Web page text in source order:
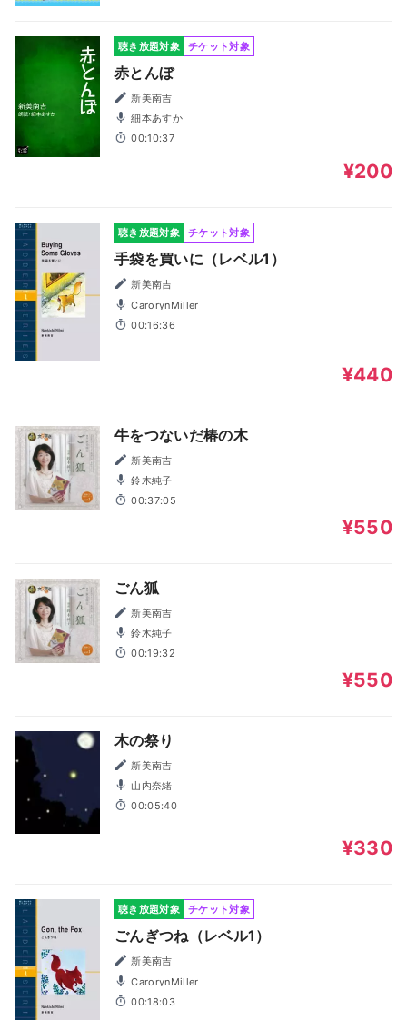
聴き放題対象 チケット対象
赤とんぼ
新美南吉
細本あすか
00:10:37
¥200
聴き放題対象 チケット対象
手袋を買いに（レベル1）
新美南吉
CarorynMiller
00:16:36
¥440
牛をつないだ椿の木
新美南吉
鈴木純子
00:37:05
¥550
ごん狐
新美南吉
鈴木純子
00:19:32
¥550
木の祭り
新美南吉
山内奈緒
00:05:40
¥330
聴き放題対象 チケット対象
ごんぎつね（レベル1）
新美南吉
CarorynMiller
00:18:03